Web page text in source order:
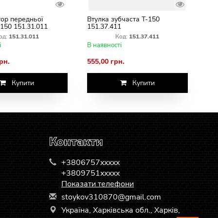
передньої
150 151.31.011
151.31.011
Купити
Втулка зубчаста Т-150
151.37.411
Код: 151.37.411
В наявності
555,00 грн.
Купити
Контакти
+3806757xxxxx
+3809751xxxxx
Показати телефони
stoykov310870@gmail.com
Україна, Харківська обл., Харків,